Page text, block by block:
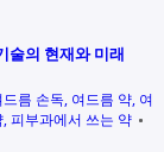
술의 현재와 미래
드름 손독 여드름 약 여
피부과에서 쓰는 약